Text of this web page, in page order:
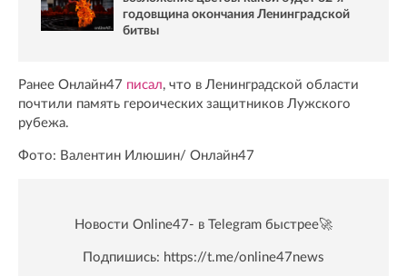
годовщина окончания Ленинградской
битвы
Ранее Онлайн47 писал, что в Ленинградской области
почтили память героических защитников Лужского
рубежа.
Фото: Валентин Илюшин/ Oнлайн47
Новости Online47- в Telegram быстрее🚀
Подпишись: https://t.me/online47news